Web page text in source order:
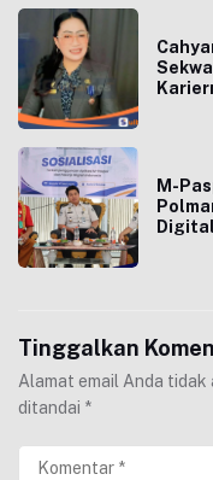
M-
Tinggalkan
Alamat email Anda tidak
ditandai *